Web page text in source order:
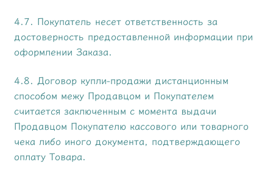
4.7. Покупатель несет ответственность за
достоверность предоставленной информации при
оформлении Заказа.
4.8. Договор купли-продажи дистанционным
способом межу Продавцом и Покупателем
считается заключенным с момента выдачи
Продавцом Покупателю кассового или товарного
чека либо иного документа, подтверждающего
оплату Товара.